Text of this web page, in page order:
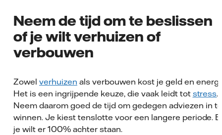
Neem de tijd om te beslissen
of je wilt verhuizen of
verbouwen
Zowel verhuizen als verbouwen kost je geld en
Het is een ingrijpende keuze, die vaak leidt tot stress.
Neem daarom goed de tijd om gedegen adviezen in te
winnen. Je kiest tenslotte voor een langere periode.
je wilt er 100% achter staan.